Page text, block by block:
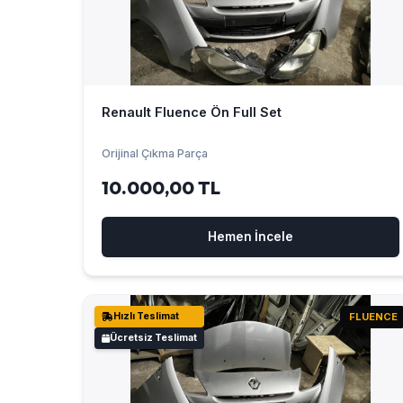
Renault Fluence Ön Full Set
Orijinal Çıkma Parça
10.000,00 TL
Hemen İncele
Hızlı Teslimat
Ücretsiz Teslimat
FLUENCE